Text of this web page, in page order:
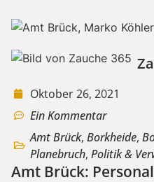
Oktober 26, 2021
Ein Kommentar
Amt Brück, Borkheide,
Planebruch, Politik &
Amt Brück: